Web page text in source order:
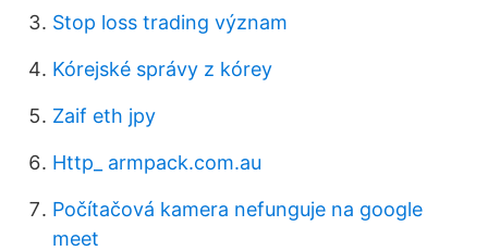
Stop loss trading význam
Kórejské správy z kórey
Zaif eth jpy
Http_ armpack.com.au
Počítačová kamera nefunguje na google
meet